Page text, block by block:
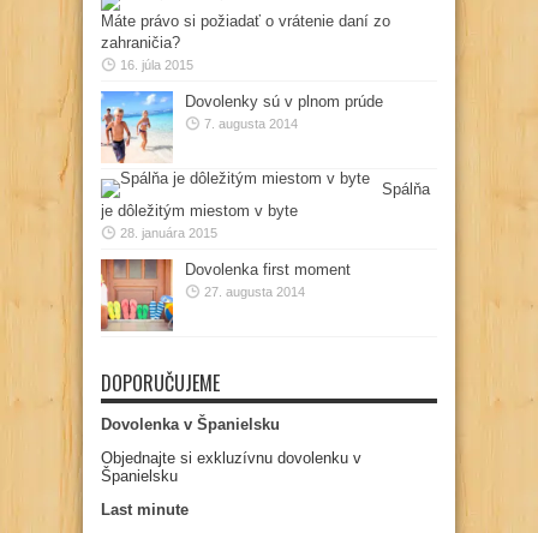
Máte právo si požiadať o vrátenie daní zo
zahraničia?
16. júla 2015
Dovolenky sú v plnom prúde
7. augusta 2014
Spálňa
je dôležitým miestom v byte
28. januára 2015
Dovolenka first moment
27. augusta 2014
DOPORUČUJEME
Dovolenka v Španielsku
Objednajte si exkluzívnu dovolenku v
Španielsku
Last minute